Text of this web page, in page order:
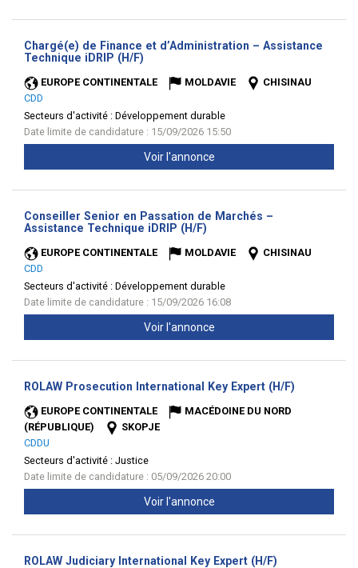
Chargé(e) de Finance et d’Administration – Assistance
Technique iDRIP (H/F)
EUROPE CONTINENTALE MOLDAVIE
CHISINAU
CDD
Secteurs d'activité : Développement durable
Date limite de candidature : 15/09/2026 15:50
Voir l'annonce
Conseiller Senior en Passation de Marchés –
Assistance Technique iDRIP (H/F)
EUROPE CONTINENTALE MOLDAVIE
CHISINAU
CDD
Secteurs d'activité : Développement durable
Date limite de candidature : 15/09/2026 16:08
Voir l'annonce
ROLAW Prosecution International Key Expert (H/F)
EUROPE CONTINENTALE
MACÉDOINE DU NORD
(RÉPUBLIQUE)
SKOPJE
CDDU
Secteurs d'activité : Justice
Date limite de candidature : 05/09/2026 20:00
Voir l'annonce
ROLAW Judiciary International Key Expert (H/F)